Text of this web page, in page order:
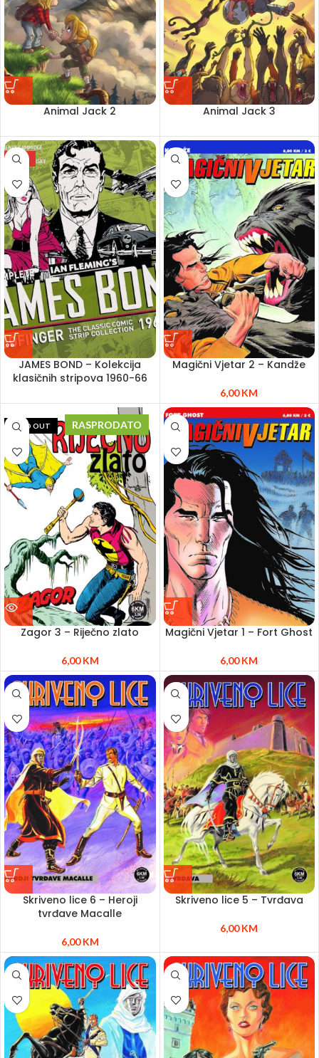
Animal Jack 2 Animal Jack 3
NEW
JAMES BOND – Kolekcija
klasičnih stripova 1960-66
Magični Vjetar 2 – Kandže
6,00KM
SOLD OUT RASPRODATO
Zagor 3 – Riječno zlato
6,00KM
Magični Vjetar 1 – Fort Ghost
6,00KM
Skriveno lice 6 – Heroji
tvrđave Macalle
6,00KM
Skriveno lice 5 – Tvrđava
6,00KM